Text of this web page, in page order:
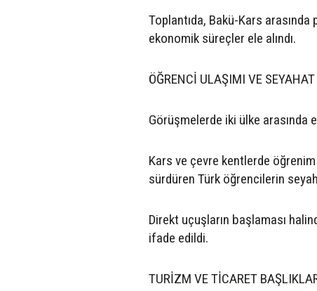
Toplantıda, Bakü-Kars
ekonomik süreçler ele alındı.
ÖĞRENCİ ULAŞIMI VE
Görüşmelerde iki ülke arasında
Kars ve çevre kentlerde
sürdüren Türk öğrencilerin
Direkt uçuşların başlaması
ifade edildi.
TURİZM VE TİCARET